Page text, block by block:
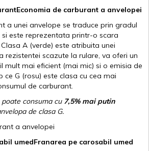
Economia de carburant a anvelopei
a unei anvelope se traduce prin gradul
este reprezentata printr-o scara
A (verde) este atribuita unei
rezistentei scazute la rulare, va oferi un
mult mai eficient (mai mic) si o emisia de
ce G (rosu) este clasa cu cea mai
de carburant.
consuma cu 7,5% mai putin
de clasa G.
Franarea pe carosabil umed